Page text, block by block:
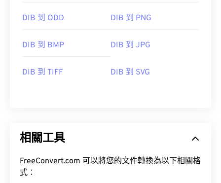
DIB 到 ODD DIB 到 PNG
DIB 到 BMP DIB 到 JPG
DIB 到 TIFF DIB 到 SVG
相關工具
FreeConvert.com 可以將您的文件轉換為以下相關格
式：